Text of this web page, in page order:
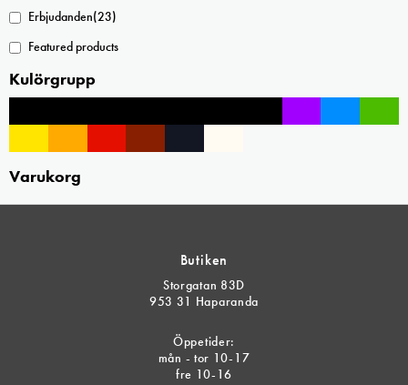
Erbjudanden(23)
Featured products
Kulörgrupp
Varukorg
Butiken
Storgatan 83D
953 31 Haparanda
Öppetider:
mån - tor 10-17
fre 10-16